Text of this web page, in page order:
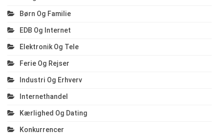
Børn Og Familie
EDB Og Internet
Elektronik Og Tele
Ferie Og Rejser
Industri Og Erhverv
Internethandel
Kærlighed Og Dating
Konkurrencer